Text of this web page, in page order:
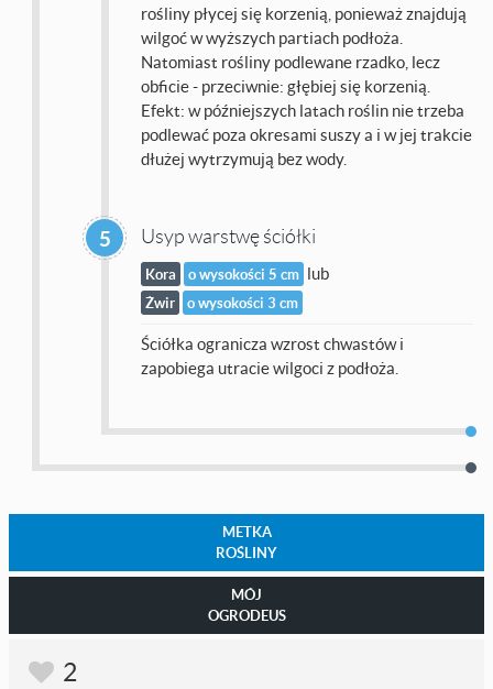
rośliny płycej się korzenią, ponieważ znajdują
wilgoć w wyższych partiach podłoża.
Natomiast rośliny podlewane rzadko, lecz
obficie - przeciwnie: głębiej się korzenią.
Efekt: w późniejszych latach roślin nie trzeba
podlewać poza okresami suszy a i w jej trakcie
dłużej wytrzymują bez wody.
5 Usyp warstwę ściółki
Kora o wysokości 5 cm lub
Żwir o wysokości 3 cm
Ściółka ogranicza wzrost chwastów i
zapobiega utracie wilgoci z podłoża.
METKA
ROŚLINY
MÓJ
OGRODEUS
2